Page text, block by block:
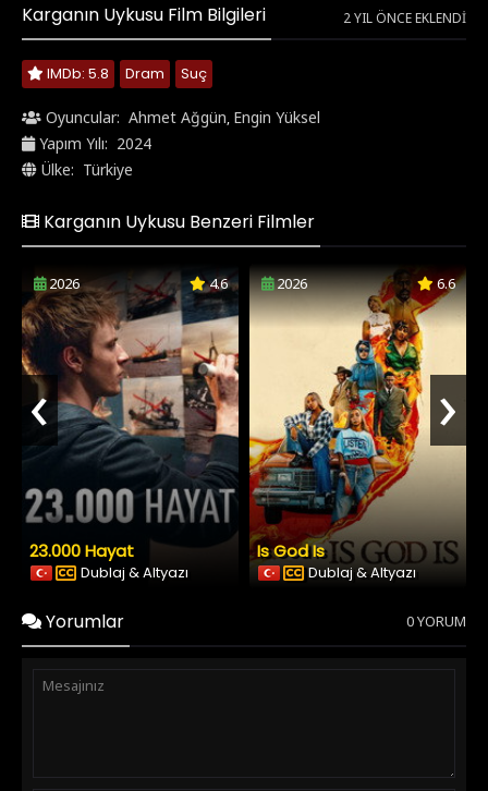
Karganın Uykusu Film Bilgileri 2 YIL ÖNCE EKLENDI
IMDb: 5.8 Dram Suç
Oyuncular: Ahmet Ağgün, Engin Yüksel
Yapım Yılı: 2024
Ülke: Türkiye
Karganın Uykusu Benzeri Filmler
2026 4.6
23.000 Hayat
Dublaj & Altyazı
2026 6.6
Is God Is
Dublaj & Altyazı
‹ ›
Yorumlar 0 YORUM